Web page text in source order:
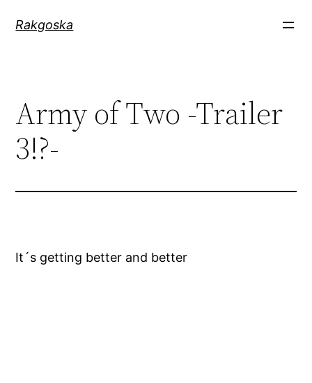
InhaltRakgoska
Army of Two -Trailer
3!?-
It´s getting better and better